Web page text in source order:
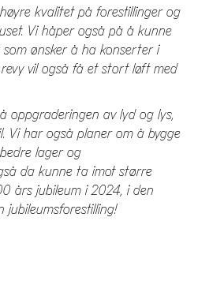
kvalitet på forestillinger og
Vi håper også på å kunne
ønsker å ha konserter i
vil også få et stort løft med
oppgraderingen av lyd og lys,
Vi har også planer om å bygge
lager og
da kunne ta imot større
års jubileum i 2024, i den
jubileumsforestilling!